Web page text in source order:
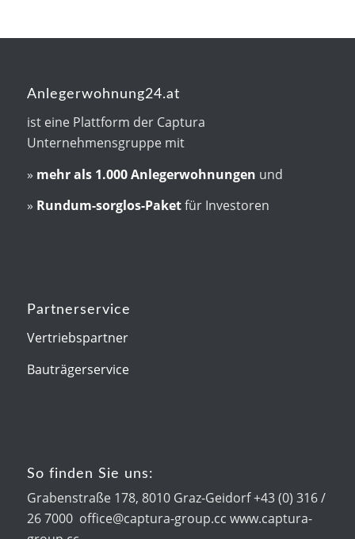
Anlegerwohnung24.at
ist eine Plattform der Captura
Unternehmensgruppe mit
» mehr als 1.000 Anlegerwohnungen und
» Rundum-sorglos-Paketfür Investoren
Partnerservice
Vertriebspartner
Bauträgerservice
So finden Sie uns:
Grabenstraße 178, 8010 Graz-Geidorf +43 (0) 316 /
26 7000 office@captura-group.cc www.captura-